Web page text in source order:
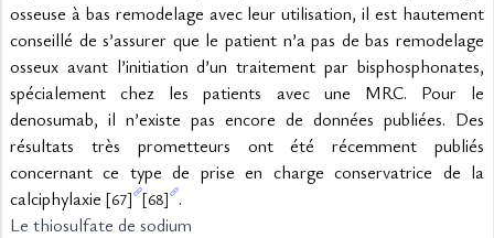
osseuse à bas remodelage avec leur utilisation, il est hautement
conseillé de s’assurer que le patient n’a pas de bas remodelage
osseux avant l’initiation d’un traitement par bisphosphonates,
spécialement chez les patients avec une MRC. Pour le
denosumab, il n’existe pas encore de données publiées. Des
résultats très prometteurs ont été récemment publiés
concernant ce type de prise en charge conservatrice de la
calciphylaxie [67] [68] .
Le thiosulfate de sodium